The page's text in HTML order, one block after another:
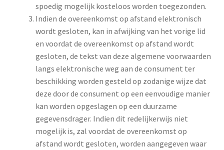
spoedig mogelijk kosteloos worden toegezonden.
Indien de overeenkomst op afstand elektronisch
wordt gesloten, kan in afwijking van het vorige lid
en voordat de overeenkomst op afstand wordt
gesloten, de tekst van deze algemene voorwaarden
langs elektronische weg aan de consument ter
beschikking worden gesteld op zodanige wijze dat
deze door de consument op een eenvoudige manier
kan worden opgeslagen op een duurzame
gegevensdrager. Indien dit redelijkerwijs niet
mogelijk is, zal voordat de overeenkomst op
afstand wordt gesloten, worden aangegeven waar